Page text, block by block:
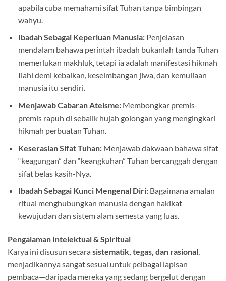
apabila cuba memahami sifat Tuhan tanpa bimbingan
wahyu
Ibadah Sebagai Keperluan Manusia:Penjelasan
mendalam bahawa perintah ibadah bukanlah tanda Tuhan
memerlukan makhluk, tetapi ia adalah manifestasi hikmah
Ilahi demi kebaikan, keseimbangan jiwa, dan kemuliaan
manusia itu sendiri.
Menjawab Cabaran Ateisme:Membongkar premis-
premis rapuh di sebalik hujah golongan yang mengingkari
hikmah perbuatan Tuhan.
Keserasian Sifat Tuhan:Menjawab dakwaan bahawa sifat
“keagungan” dan “keangkuhan” Tuhan bercanggah dengan
sifat belas kasih-Nya
Ibadah Sebagai Kunci Mengenal Diri:Bagaimana amalan
ritual menghubungkan manusia dengan hakikat
kewujudan dan sistem alam semesta yang luas.
Pengalaman Intelektual & Spiritual
Karya ini disusun secara sistematik, tegas, dan rasional,
menjadikannya sangat sesuai untuk pelbagai lapisan
pembaca—daripada mereka yang sedang bergelut dengan